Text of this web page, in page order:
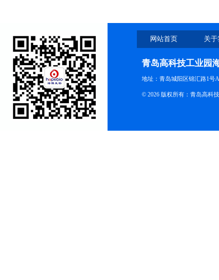
网站首页 关
青岛高科技工业园
地址：青岛城阳区锦汇路1号
© 2026 版权所有：青岛高科